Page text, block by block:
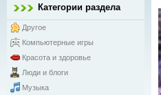
Категории раздела
Другое
Компьютерные игры
Красота и здоровье
Люди и блоги
Музыка